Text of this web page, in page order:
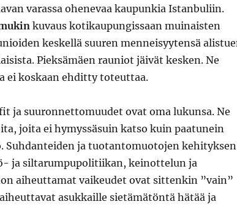
varassa ohenevaa kaupunkia Istanbuliin.
kuvaus kotikaupungissaan muinaisten
keskellä suuren menneisyytensä
Pieksämäen rauniot jäivät kesken. Ne
ei koskaan ehditty toteuttaa.
ja suuronnettomuudet ovat oma lukunsa. Ne
joita ei hymyssäsuin katso kuin paatunein
ja tuotantomuotojen
ja siltarumpupolitiikan, keinottelun ja
aiheuttamat vaikeudet ovat sittenkin ”vain”
asukkaille sietämätöntä hätää ja